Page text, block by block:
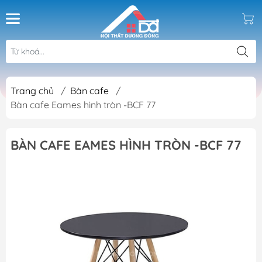
Trang chủ / Bàn cafe
/
Bàn cafe Eames hình tròn -BCF 77
BÀN CAFE EAMES HÌNH TRÒN -BCF 77